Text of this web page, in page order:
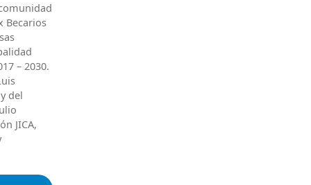
Becarios
– 2030.
del
JICA,